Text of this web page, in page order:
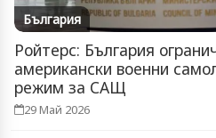
България
Ройтерс: България
американски военни
режим за САЩ
29 Май 2026